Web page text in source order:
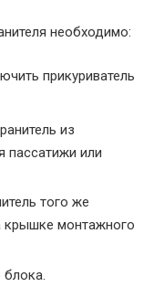
необходимо:
прикуриватель
из
пассатижи или
того же
крышке монтажного